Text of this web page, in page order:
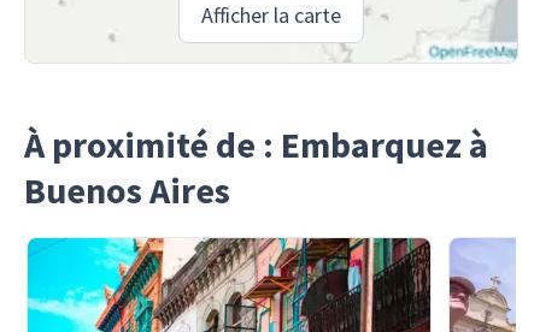
Afficher la carte
À proximité de : Embarquez à
Buenos Aires